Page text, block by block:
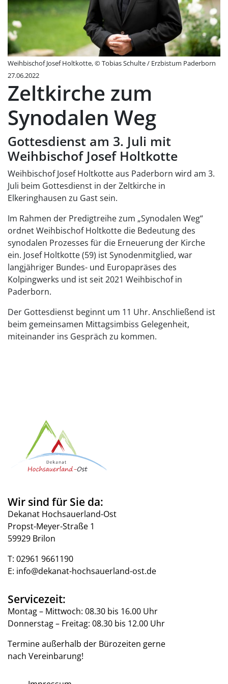
Weihbischof Josef Holtkotte, © Tobias Schulte / Erzbistum Paderborn
27.06.2022
Zeltkirche zum
Synodalen Weg
Gottesdienst am 3. Juli mit
Weihbischof Josef Holtkotte
Weihbischof Josef Holtkotte aus Paderborn wird am 3.
Juli beim Gottesdienst in der Zeltkirche in
Elkeringhausen zu Gast sein.
Im Rahmen der Predigtreihe zum „Synodalen Weg“
ordnet Weihbischof Holtkotte die Bedeutung des
synodalen Prozesses für die Erneuerung der Kirche
ein. Josef Holtkotte (59) ist Synodenmitglied, war
langjähriger Bundes- und Europapräses des
Kolpingwerks und ist seit 2021 Weihbischof in
Paderborn.
Der Gottesdienst beginnt um 11 Uhr. Anschließend ist
beim gemeinsamen Mittagsimbiss Gelegenheit,
miteinander ins Gespräch zu kommen.
Wir sind für Sie da:
Dekanat Hochsauerland-Ost
Propst-Meyer-Straße 1
59929 Brilon
T: 02961 9661190
E: info@dekanat-hochsauerland-ost.de
Servicezeit:
Montag – Mittwoch: 08.30 bis 16.00 Uhr
Donnerstag – Freitag: 08.30 bis 12.00 Uhr
Termine außerhalb der Bürozeiten gerne
nach Vereinbarung!